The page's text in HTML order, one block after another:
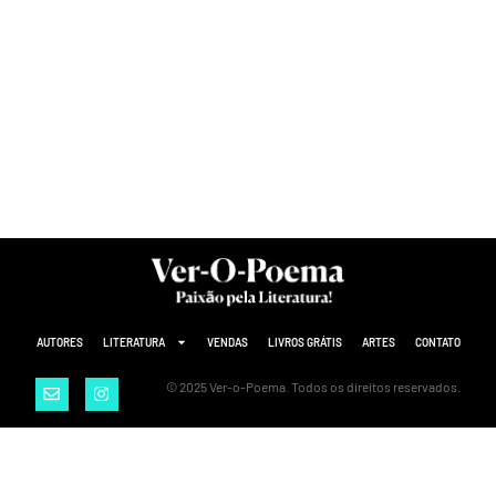
AUTORES LITERATURA VENDAS LIVROS GRÁTIS ARTES CONTATO
© 2025 Ver-o-Poema. Todos os direitos reservados.